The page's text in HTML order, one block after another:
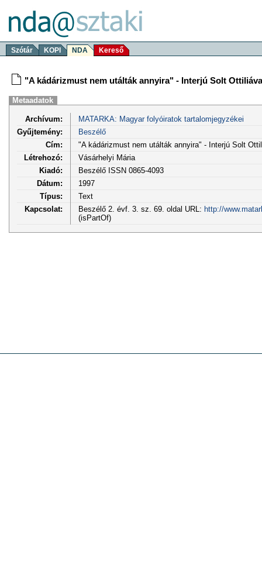
Szótár KOPI NDA Kereső
"A kádárizmust nem utálták annyira" - Interjú Solt
Metaadatok
Archívum:
MATARKA: Magyar folyóiratok tartalomjegyzékei
Gyűjtemény:
Beszélő
Cím:
"A kádárizmust nem utálták annyira" - Interjú Solt
Létrehozó:
Vásárhelyi Mária
Kiadó:
Beszélő ISSN 0865-4093
Dátum:
1997
Típus:
Text
Kapcsolat:
Beszélő 2. évf. 3. sz. 69. oldal URL: http://
(isPartOf)